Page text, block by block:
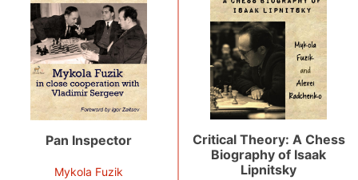
Pan Inspector
Mykola Fuzik
Critical Theory: A Chess
Biography of Isaak
Lipnitsky